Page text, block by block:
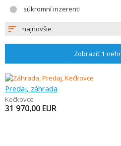
súkromní inzerenti
najnovšie
Zobraziť1
Predaj, záhrada
Kečkovce
31 970,00 EUR